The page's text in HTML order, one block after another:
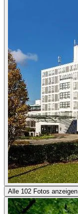
Alle 102 Fotos anzeigen